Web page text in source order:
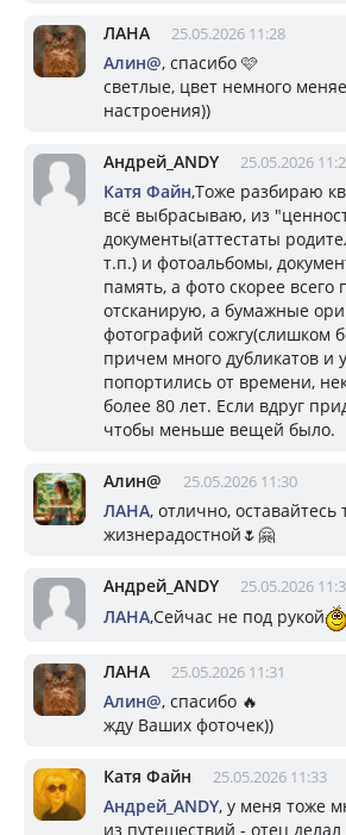
ЛАНА 25.05.2026 11:28
Алин@, спасибо 🩷
светлые, цвет немного
настроения))
Андрей_ANDY 25.05.2026
Катя Файн,Тоже разбираю
всё выбрасываю, из
документы(аттестаты
т.п.) и фотоальбомы,
память, а фото скорее всего
отсканирую, а бумажные
фотографий сожгу(слишком
причем много дубликатов и
попортились от времени,
более 80 лет. Если вдруг
чтобы меньше вещей было.
Алин@ 25.05.2026 11:30
ЛАНА, отлично, оставайтесь
жизнерадостной🌷🤗
Андрей_ANDY 25.05.2026
ЛАНА,Сейчас не под рукой
ЛАНА 25.05.2026 11:31
Алин@, спасибо 🔥
жду Ваших фоточек))
Катя Файн 25.05.2026 11:33
Андрей_ANDY, у меня тоже
из путешествий - отец